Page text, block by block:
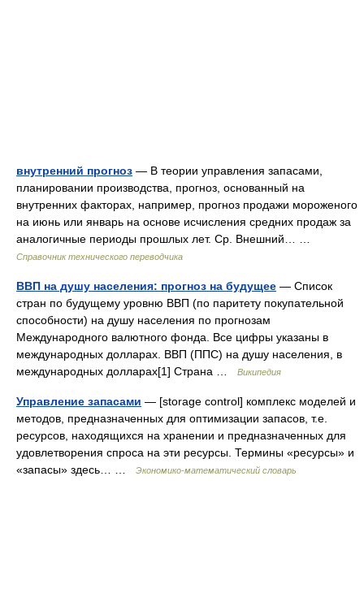
внутренний прогноз — В теории управления запасами,
планировании производства, прогноз, основанный на
внутренних факторах, например, прогноз продажи мороженого
на июнь или январь на основе исчисления средних продаж за
аналогичные периоды прошлых лет. Ср. Внешний… …
Справочник технического переводчика
ВВП на душу населения: прогноз на будущее — Список
стран по будущему уровню ВВП (по паритету покупательной
способности) на душу населения по прогнозам
Международного валютного фонда. Все цифры указаны в
международных долларах. ВВП (ППС) на душу населения, в
международных долларах[1] Страна …
Википедия
Управление запасами — [sto­rage control] комплекс моделей и
методов, предназначенных для оптимизации запасов, т.е.
ресурсов, находящихся на хранении и предназначенных для
удовлетворения спроса на эти ресурсы. Термины «ресурсы» и
«запасы» здесь… …
Экономико-математический словарь